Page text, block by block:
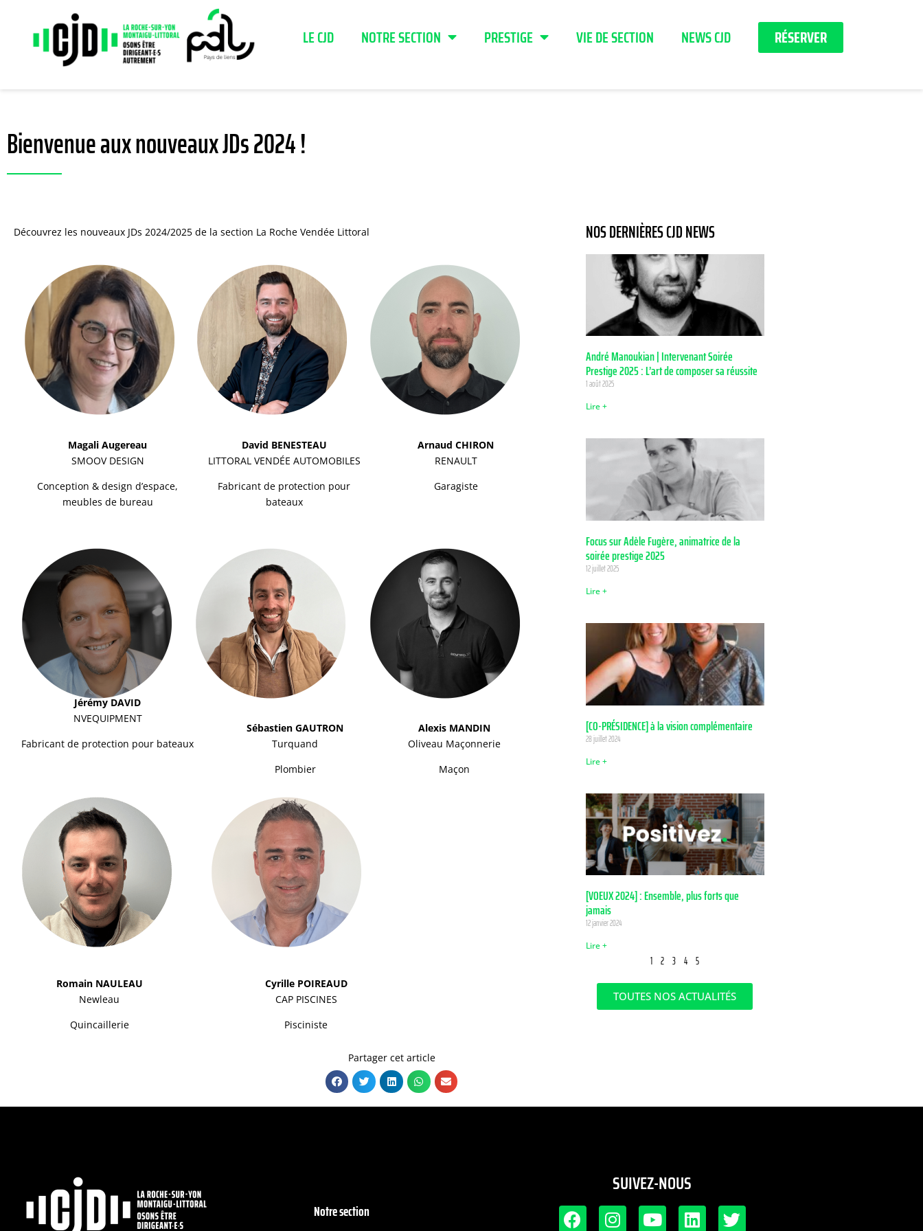
LE CJD NOTRE SECTION PRESTIGE VIE DE SECTION NEWS CJD RÉSERVER
Bienvenue aux nouveaux JDs 2024 !
Découvrez les nouveaux JDs 2024/2025 de la section La Roche Vendée Littoral
Magali Augereau
SMOOV DESIGN
Conception & design d’espace,
meubles de bureau
David BENESTEAU
LITTORAL VENDÉE AUTOMOBILES
Fabricant de protection pour
bateaux
Arnaud CHIRON
RENAULT
Garagiste
Jérémy DAVID
NVEQUIPMENT
Fabricant de protection pour bateaux
Sébastien GAUTRON
Turquand
Plombier
Alexis MANDIN
Oliveau Maçonnerie
Maçon
NOS DERNIÈRES CJD NEWS
André Manoukian | Intervenant Soirée
Prestige 2025 : L’art de composer sa réussite
1 août 2025
Lire +
Focus sur Adèle Fugère, animatrice de la
soirée prestige 2025
12 juillet 2025
Lire +
[CO-PRÉSIDENCE] à la vision complémentaire
28 juillet 2024
Lire +
[VOEUX 2024] : Ensemble, plus forts que
jamais
12 janvier 2024
Lire +
1 2 3 4 5
TOUTES NOS ACTUALITÉS
Romain NAULEAU
Newleau
Quincaillerie
Cyrille POIREAUD
CAP PISCINES
Pisciniste
Partager cet article
Notre section
SUIVEZ-NOUS